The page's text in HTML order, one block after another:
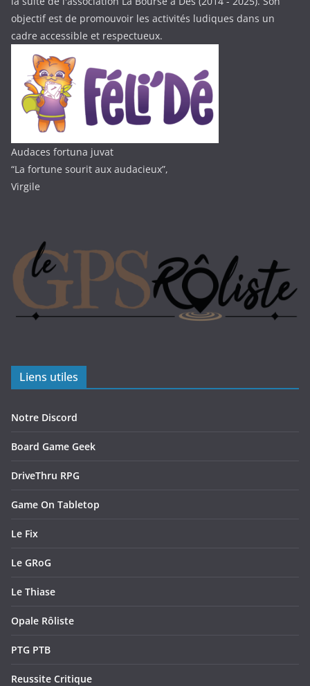
objectif est de promouvoir les activités ludiques dans un
cadre accessible et respectueux.
Audaces fortuna juvat
“La fortune sourit aux audacieux”,
Virgile
Liens utiles
Notre Discord
Board Game Geek
DriveThru RPG
Game On Tabletop
Le Fix
Le GRoG
Le Thiase
Opale Rôliste
PTG PTB
Reussite Critique